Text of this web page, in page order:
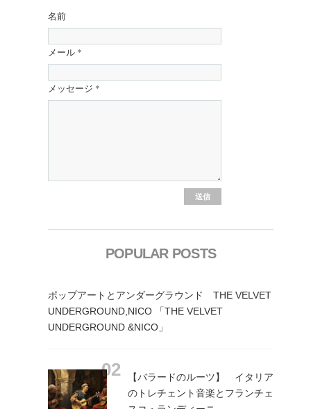
名前
メール *
メッセージ *
POPULAR POSTS
ポップアートとアンダーグラウンド THE VELVET
UNDERGROUND,NICO 「THE VELVET
UNDERGROUND &NICO」
【バラードのルーツ】 イタリア
のトレチェント音楽とフランチェ